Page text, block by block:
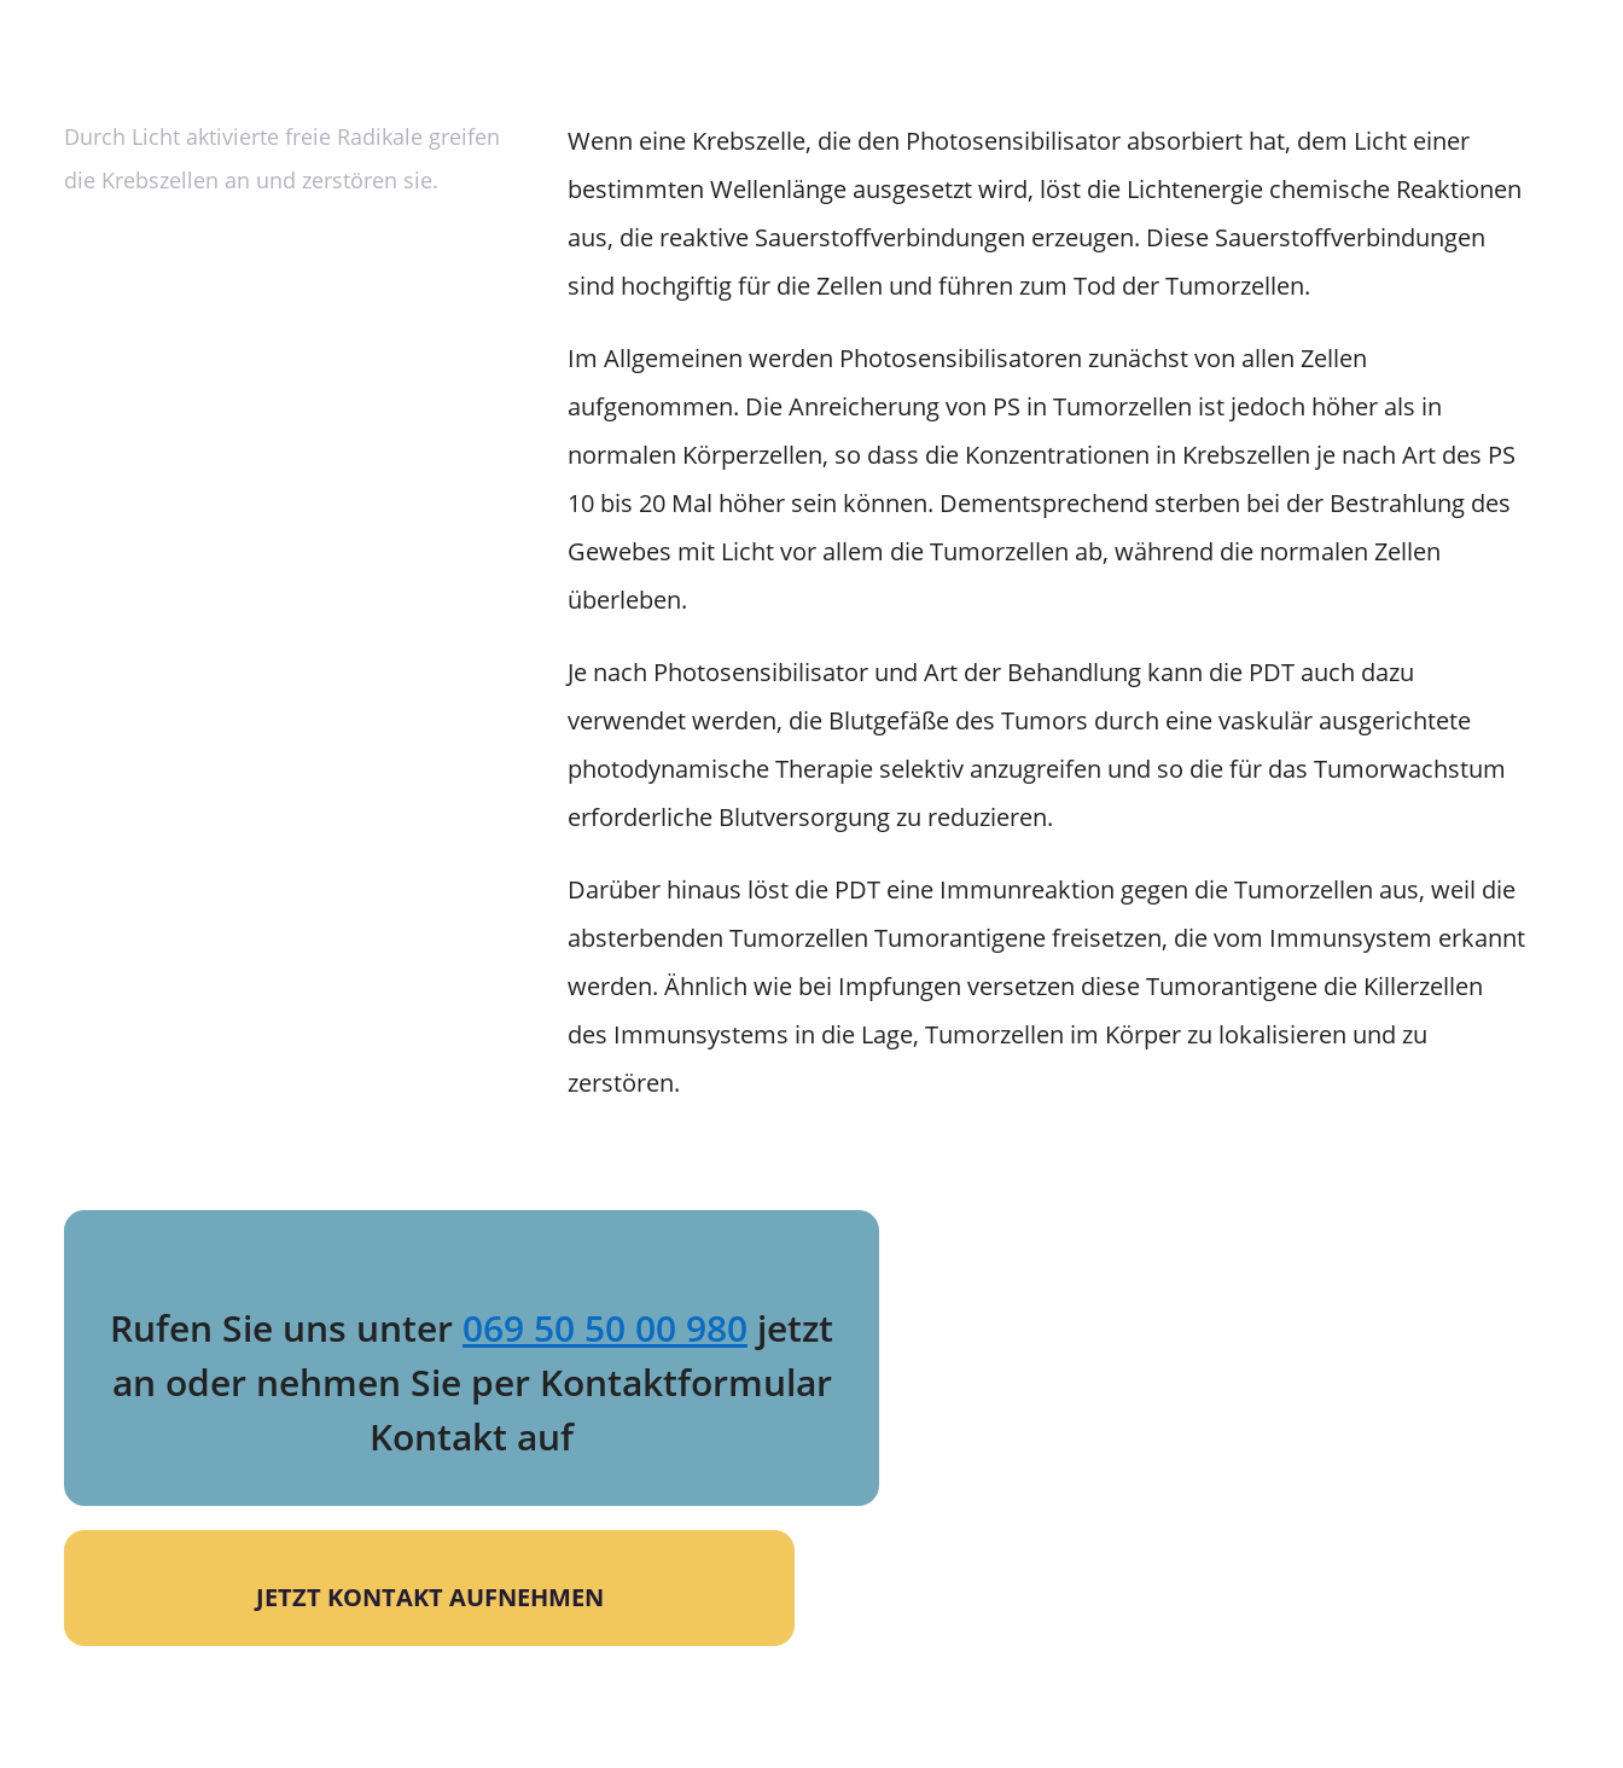
Durch Licht aktivierte freie Radikale greifen
die Krebszellen an und zerstören sie.
Wenn eine Krebszelle, die den Photosensibilisator absorbiert hat, dem Licht einer
bestimmten Wellenlänge ausgesetzt wird, löst die Lichtenergie chemische Reaktionen
aus, die reaktive Sauerstoffverbindungen erzeugen. Diese Sauerstoffverbindungen
sind hochgiftig für die Zellen und führen zum Tod der Tumorzellen.
Im Allgemeinen werden Photosensibilisatoren zunächst von allen Zellen
aufgenommen. Die Anreicherung von PS in Tumorzellen ist jedoch höher als in
normalen Körperzellen, so dass die Konzentrationen in Krebszellen je nach Art des PS
10 bis 20 Mal höher sein können. Dementsprechend sterben bei der Bestrahlung des
Gewebes mit Licht vor allem die Tumorzellen ab, während die normalen Zellen
überleben.
Je nach Photosensibilisator und Art der Behandlung kann die PDT auch dazu
verwendet werden, die Blutgefäße des Tumors durch eine vaskulär ausgerichtete
photodynamische Therapie selektiv anzugreifen und so die für das Tumorwachstum
erforderliche Blutversorgung zu reduzieren.
Darüber hinaus löst die PDT eine Immunreaktion gegen die Tumorzellen aus, weil die
absterbenden Tumorzellen Tumorantigene freisetzen, die vom Immunsystem erkannt
werden. Ähnlich wie bei Impfungen versetzen diese Tumorantigene die Killerzellen
des Immunsystems in die Lage, Tumorzellen im Körper zu lokalisieren und zu
zerstören.
Rufen Sie uns unter 069 50 50 00 980 jetzt
an oder nehmen Sie per Kontaktformular
Kontakt auf
JETZT KONTAKT AUFNEHMEN